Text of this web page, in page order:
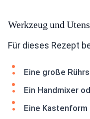
Werkzeug und
Für dieses Rezept
Eine große
Ein Handmixer
Eine